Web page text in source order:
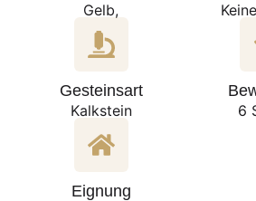
Gelb,
Gesteinsart
Kalkstein
6
Eignung